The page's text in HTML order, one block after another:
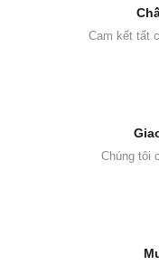
Cam kết tất
Chúng tôi